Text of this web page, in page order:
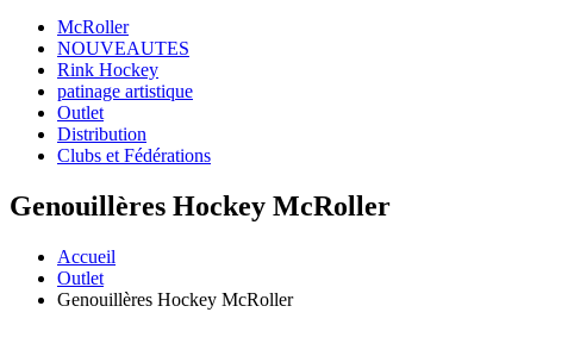
McRoller
NOUVEAUTES
Rink Hockey
patinage artistique
Outlet
Distribution
Clubs et Fédérations
Genouillères Hockey McRoller
Accueil
Outlet
Genouillères Hockey McRoller